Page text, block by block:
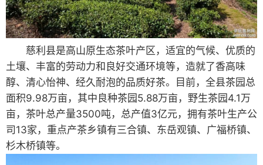
慈利县是高山原生态茶叶产区，适宜的气候、优质的
土壤、丰富的劳动力和良好交通环境等，造就了香高味
醇、清心怡神、经久耐泡的品质好茶。目前，全县茶园总
面积9.98万亩，其中良种茶园5.88万亩，野生茶园4.1万
亩，茶叶总产量3500吨，总产值3亿元，拥有茶叶生产公
司13家，重点产茶乡镇有三合镇、东岳观镇、广福桥镇、
杉木桥镇等。